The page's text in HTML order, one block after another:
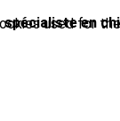
en
used for